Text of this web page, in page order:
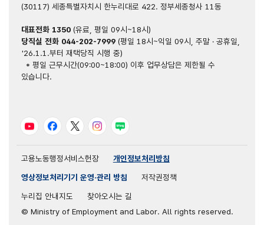
(30117) 세종특별자치시 한누리대로 422. 정부세종청사 11동
대표전화 1350(유료, 평일 09시~18시)
당직실 전화 044-202-7999(평일 18시~익일 09시, 주말 · 공휴일,
'26.1.1.부터 재택당직 시행 중)
* 평일 근무시간(09:00~18:00) 이후 업무상담은 제한될 수
있습니다.
유튜브 페이스북트위터 인스타그램
블로그
고용노동행정서비스헌장
개인정보처리방침
영상정보처리기기 운영·관리 방침
저작권정책
누리집 안내지도
찾아오시는 길
© Ministry of Employment and Labor. All rights reserved.